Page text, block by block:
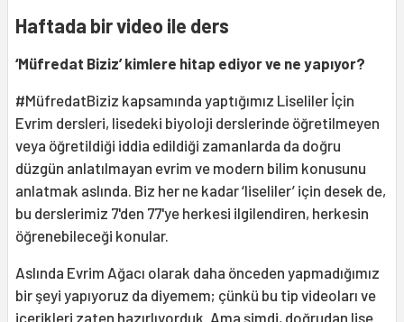
Haftada bir video ile ders
‘Müfredat Biziz’ kimlere hitap ediyor ve ne yapıyor?
#MüfredatBiziz kapsamında yaptığımız Liseliler İçin
Evrim dersleri, lisedeki biyoloji derslerinde öğretilmeyen
veya öğretildiği iddia edildiği zamanlarda da doğru
düzgün anlatılmayan evrim ve modern bilim konusunu
anlatmak aslında. Biz her ne kadar ‘liseliler’ için desek de,
bu derslerimiz 7'den 77'ye herkesi ilgilendiren, herkesin
öğrenebileceği konular.
Aslında Evrim Ağacı olarak daha önceden yapmadığımız
bir şeyi yapıyoruz da diyemem; çünkü bu tip videoları ve
içerikleri zaten hazırlıyorduk. Ama şimdi, doğrudan lise